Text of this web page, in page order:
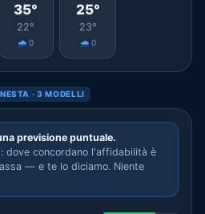
35°
22°
🌧️ 0
25°
23°
🌧️ 0
· 3 MODELLI
previsione puntuale.
dove concordano l'affidabilità è
— e te lo diciamo. Niente